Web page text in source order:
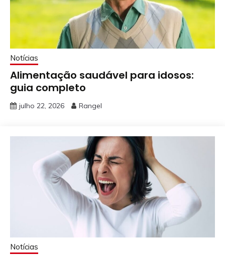
Notícias
Alimentação saudável para idosos:
guia completo
julho 22, 2026 Rangel
Notícias